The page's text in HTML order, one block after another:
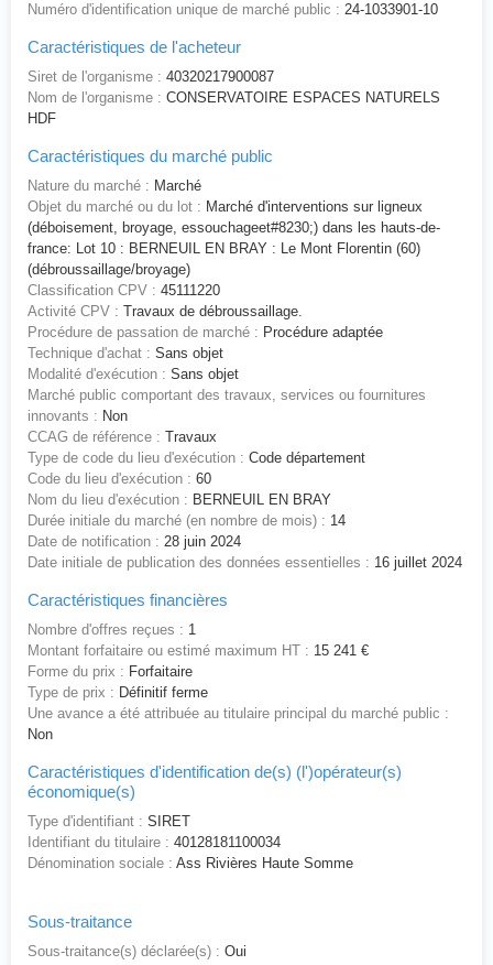
Numéro d'identification unique de marché public : 24-1033901-10
Caractéristiques de l'acheteur
Siret de l'organisme : 40320217900087
Nom de l'organisme : CONSERVATOIRE ESPACES NATURELS
HDF
Caractéristiques du marché public
Nature du marché : Marché
Objet du marché ou du lot : Marché d'interventions sur ligneux
(déboisement, broyage, essouchageet#8230;) dans les hauts-de-
france: Lot 10 : BERNEUIL EN BRAY : Le Mont Florentin (60)
(débroussaillage/broyage)
Classification CPV : 45111220
Activité CPV : Travaux de débroussaillage.
Procédure de passation de marché : Procédure adaptée
Technique d'achat : Sans objet
Modalité d'exécution : Sans objet
Marché public comportant des travaux, services ou fournitures
innovants : Non
CCAG de référence : Travaux
Type de code du lieu d'exécution : Code département
Code du lieu d'exécution : 60
Nom du lieu d'exécution : BERNEUIL EN BRAY
Durée initiale du marché (en nombre de mois) : 14
Date de notification : 28 juin 2024
Date initiale de publication des données essentielles : 16 juillet 2024
Caractéristiques financières
Nombre d'offres reçues : 1
Montant forfaitaire ou estimé maximum HT : 15 241 €
Forme du prix : Forfaitaire
Type de prix : Définitif ferme
Une avance a été attribuée au titulaire principal du marché public :
Non
Caractéristiques d'identification de(s) (l')opérateur(s)
économique(s)
Type d'identifiant : SIRET
Identifiant du titulaire : 40128181100034
Dénomination sociale : Ass Rivières Haute Somme
Sous-traitance
Sous-traitance(s) déclarée(s) : Oui